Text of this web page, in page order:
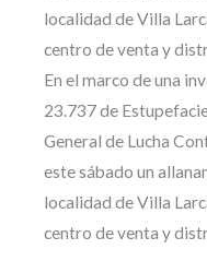
localidad de Villa
centro de venta y
En el marco de una
23.737 de
General de Lucha
este sábado un
localidad de Villa
centro de venta y